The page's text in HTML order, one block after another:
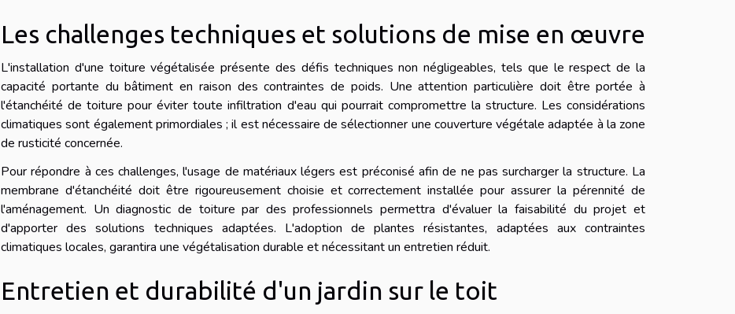
Les challenges techniques et solutions de mise en œuvre
L'installation d'une toiture végétalisée présente des défis techniques non négligeables, tels que le respect de la
capacité portante du bâtiment en raison des contraintes de poids. Une attention particulière doit être portée à
l'étanchéité de toiture pour éviter toute infiltration d'eau qui pourrait compromettre la structure. Les considérations
climatiques sont également primordiales ; il est nécessaire de sélectionner une couverture végétale adaptée à la zone
de rusticité concernée.
Pour répondre à ces challenges, l'usage de matériaux légers est préconisé afin de ne pas surcharger la structure. La
membrane d'étanchéité doit être rigoureusement choisie et correctement installée pour assurer la pérennité de
l'aménagement. Un diagnostic de toiture par des professionnels permettra d'évaluer la faisabilité du projet et
d'apporter des solutions techniques adaptées. L'adoption de plantes résistantes, adaptées aux contraintes
climatiques locales, garantira une végétalisation durable et nécessitant un entretien réduit.
Entretien et durabilité d'un jardin sur le toit